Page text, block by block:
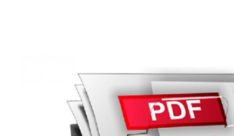
Контакты